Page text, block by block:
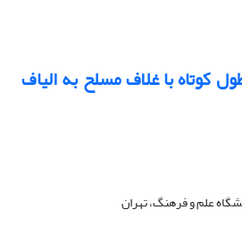
کوتاه با غلاف مسلح به الیاف
علم و فرهنگ، تهران